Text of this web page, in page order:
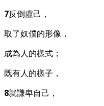
7反倒虛己，
取了奴僕的形像，
成為人的樣式；
既有人的樣子，
8就謙卑自己，